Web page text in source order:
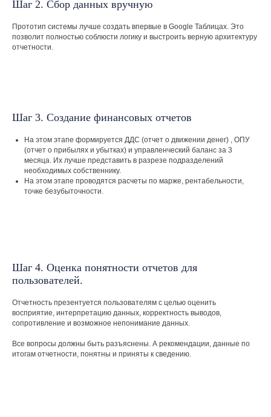
Шаг 2. Сбор данных вручную
Прототип системы лучше создать впервые в Google Таблицах. Это
позволит полностью соблюсти логику и выстроить верную архитектуру
отчетности.
Шаг 3. Создание финансовых отчетов
На этом этапе формируется ДДС (отчет о движении денег) , ОПУ
(отчет о прибылях и убытках) и управленческий баланс за 3
месяца. Их лучше представить в разрезе подразделений
необходимых собственнику.
На этом этапе проводятся расчеты по марже, рентабельности,
точке безубыточности.
Шаг 4. Оценка понятности отчетов для
пользователей.
Отчетность презентуется пользователям с целью оценить
восприятие, интерпретацию данных, корректность выводов,
сопротивление и возможное непонимание данных.
Все вопросы должны быть разъяснены. А рекомендации, данные по
итогам отчетности, понятны и приняты к сведению.
Телефон
конфиденциальности
Заказать
обратный звонок